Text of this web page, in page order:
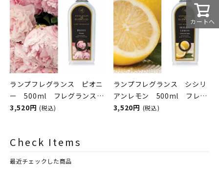
ランプフレグランス ピオニ
ー 500ml フレグランスラ
ンプ用オイル
3,520円 (税込)
ランプフレグランス シシリ
アンレモン 500ml フレグ
ランスランプ用オイル
3,520円 (税込)
Check Items
最近チェックした商品
カートへ